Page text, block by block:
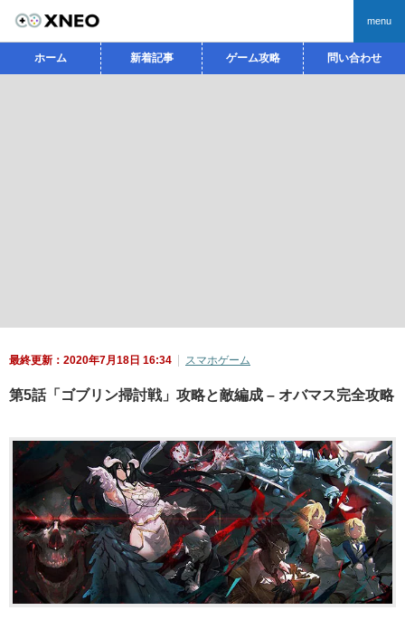
menu
ホーム 新着記事 ゲーム攻略 問い合わせ
最終更新：2020年7月18日 16:34 スマホゲーム
第5話「ゴブリン掃討戦」攻略と敵編成 – オバマス完全攻略